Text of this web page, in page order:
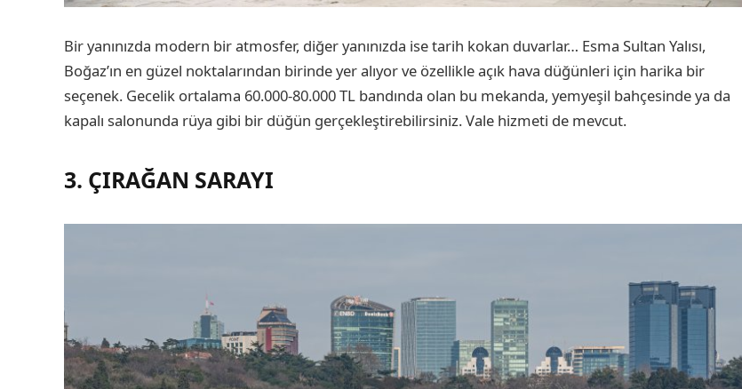
Bir yanınızda modern bir atmosfer, diğer yanınızda ise tarih kokan duvarlar… Esma Sultan Yalısı,
Boğaz’ın en güzel noktalarından birinde yer alıyor ve özellikle açık hava düğünleri için harika bir
seçenek. Gecelik ortalama 60.000-80.000 TL bandında olan bu mekanda, yemyeşil bahçesinde ya da
kapalı salonunda rüya gibi bir düğün gerçekleştirebilirsiniz. Vale hizmeti de mevcut.
3. ÇIRAĞAN SARAYI